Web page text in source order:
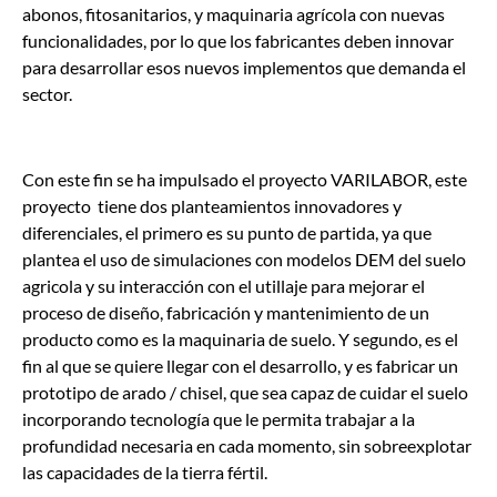
abonos, fitosanitarios, y maquinaria agrícola con nuevas
funcionalidades, por lo que los fabricantes deben innovar
para desarrollar esos nuevos implementos que demanda el
sector.
Con este fin se ha impulsado el proyecto VARILABOR, este
proyecto tiene dos planteamientos innovadores y
diferenciales, el primero es su punto de partida, ya que
plantea el uso de simulaciones con modelos DEM del suelo
agricola y su interacción con el utillaje para mejorar el
proceso de diseño, fabricación y mantenimiento de un
producto como es la maquinaria de suelo. Y segundo, es el
fin al que se quiere llegar con el desarrollo, y es fabricar un
prototipo de arado / chisel, que sea capaz de cuidar el suelo
incorporando tecnología que le permita trabajar a la
profundidad necesaria en cada momento, sin sobreexplotar
las capacidades de la tierra fértil.